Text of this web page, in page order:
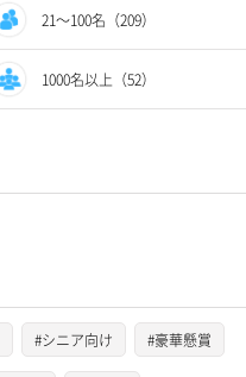
21〜100名（209）
1000名以上（52）
#シニア向け #豪華懸賞